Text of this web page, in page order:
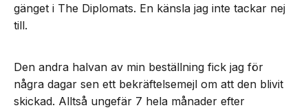
gänget i The Diplomats. En känsla jag inte tackar nej
till.
Den andra halvan av min beställning fick jag för
några dagar sen ett bekräftelsemejl om att den blivit
skickad. Alltså ungefär 7 hela månader efter